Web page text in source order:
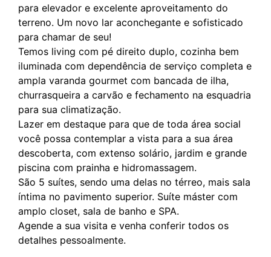
para elevador e excelente aproveitamento do
terreno. Um novo lar aconchegante e sofisticado
para chamar de seu!
Temos living com pé direito duplo, cozinha bem
iluminada com dependência de serviço completa e
ampla varanda gourmet com bancada de ilha,
churrasqueira a carvão e fechamento na esquadria
para sua climatização.
Lazer em destaque para que de toda área social
você possa contemplar a vista para a sua área
descoberta, com extenso solário, jardim e grande
piscina com prainha e hidromassagem.
São 5 suítes, sendo uma delas no térreo, mais sala
íntima no pavimento superior. Suíte máster com
amplo closet, sala de banho e SPA.
Agende a sua visita e venha conferir todos os